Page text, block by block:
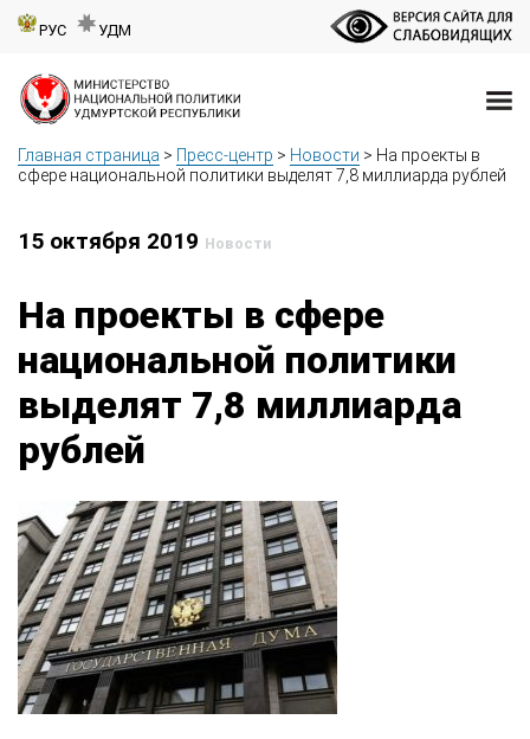
РУС УДМ
Главная страница > Пресс-центр > Новости > На проекты в
сфере национальной политики выделят 7,8 миллиарда рублей
15 октября 2019 Новости
На проекты в сфере
национальной политики
выделят 7,8 миллиарда
рублей